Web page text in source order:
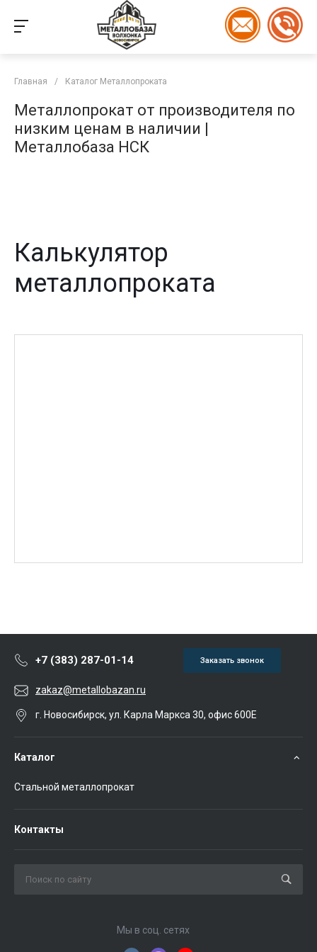
Главная / Каталог Металлопроката
Металлопрокат от производителя по
низким ценам в наличии |
Металлобаза НСК
Калькулятор
металлопроката
+7 (383) 287-01-14 Заказать звонок
zakaz@metallobazan.ru
г. Новосибирск, ул. Карла Маркса 30, офис 600Е
Каталог
Стальной металлопрокат
Контакты
Мы в соц. сетях